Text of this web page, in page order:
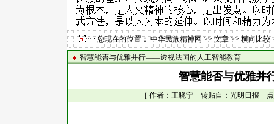
您现在的位置：中华民族精神网>>文章>>横向比较
智慧能否与优雅并行——透视法国的人工智能教育
智慧能否与优雅
［ 作者：王晓宁 转贴自：光明日报